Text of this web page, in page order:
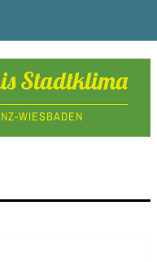
Stadtklima
WIESBADEN